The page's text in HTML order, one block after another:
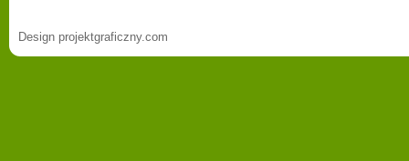
Design projektgraficzny.com